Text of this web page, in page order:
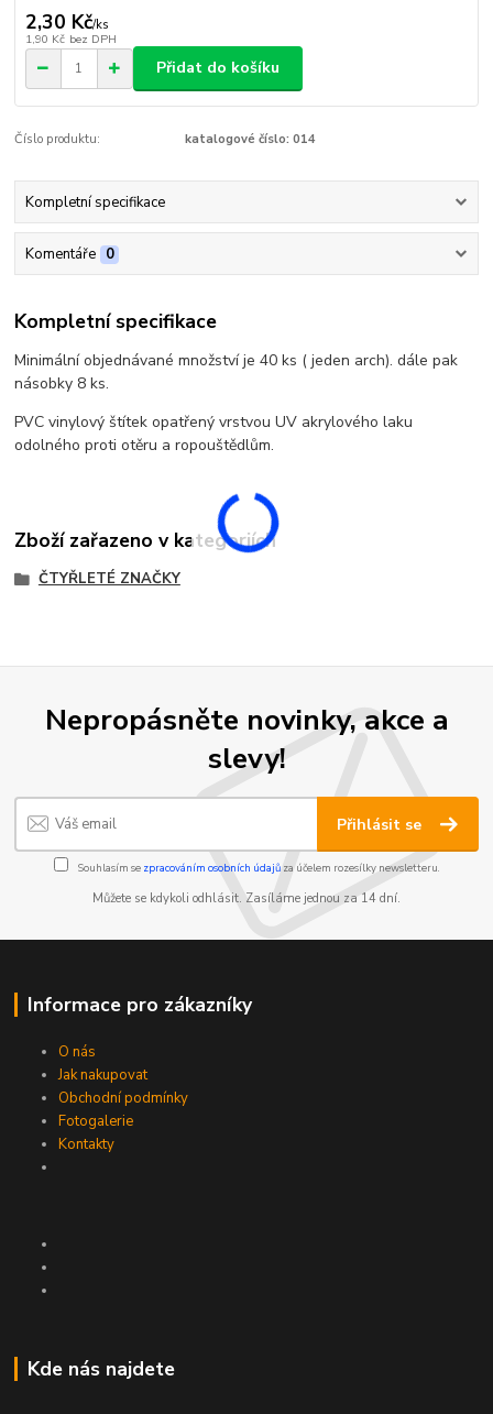
2,30 Kč/ks
1,90 Kč bez DPH
Přidat do košíku
Číslo produktu: katalogové číslo: 014
Kompletní specifikace
Komentáře 0
Kompletní specifikace
Minimální objednávané množství je 40 ks ( jeden arch). dále pak
násobky 8 ks.
PVC vinylový štítek opatřený vrstvou UV akrylového laku
odolného proti otěru a ropouštědlům.
Zboží zařazeno v kategoriích
ČTYŘLETÉ ZNAČKY
Nepropásněte novinky, akce a
slevy!
Přihlásit se
Souhlasím se zpracováním osobních údajůza účelem rozesílky newsletteru.
Můžete se kdykoli odhlásit. Zasíláme jednou za 14 dní.
Informace pro zákazníky
O nás
Jak nakupovat
Obchodní podmínky
Fotogalerie
Kontakty
Kde nás najdete